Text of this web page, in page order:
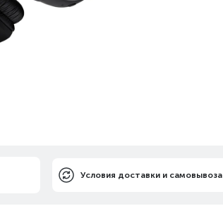
Условия доставки и самовывоза